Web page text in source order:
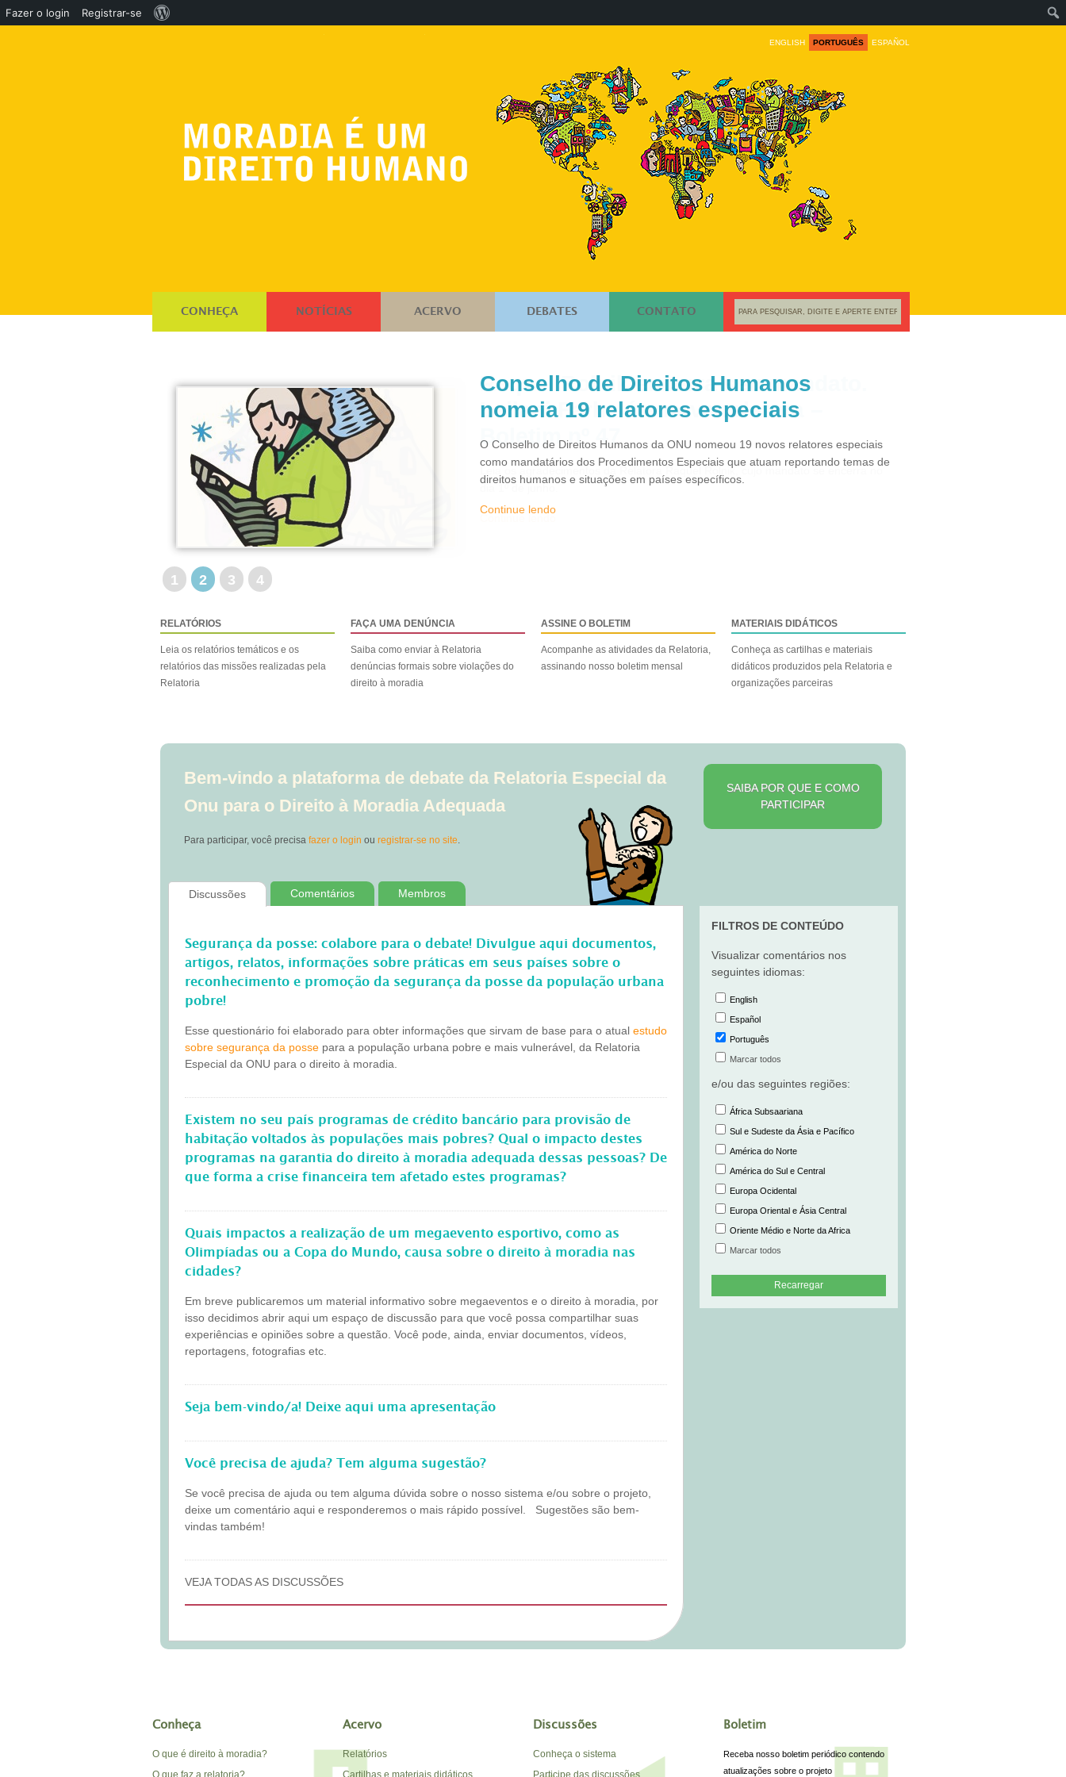
ENGLISH PORTUGUÊS ESPAÑOL
CONHEÇA NOTÍCIAS ACERVO DEBATES CONTATO
Conselho de Direitos Humanos
nomeia 19 relatores especiais
O Conselho de Direitos Humanos da ONU nomeou 19 novos relatores especiais
como mandatários dos Procedimentos Especiais que atuam reportando temas de
direitos humanos e situações em países específicos.
Continue lendo
1 2 3 4
RELATÓRIOS
Leia os relatórios temáticos e os
relatórios das missões realizadas pela
Relatoria
FAÇA UMA DENÚNCIA
Saiba como enviar à Relatoria
denúncias formais sobre violações do
direito à moradia
ASSINE O BOLETIM
Acompanhe as atividades da Relatoria,
assinando nosso boletim mensal
MATERIAIS DIDÁTICOS
Conheça as cartilhas e materiais
didáticos produzidos pela Relatoria e
organizações parceiras
Bem-vindo a plataforma de debate da Relatoria Especial da
Onu para o Direito à Moradia Adequada
SAIBA POR QUE E COMO
PARTICIPAR
Para participar, você precisa fazer o login ou registrar-se no site.
Discussões Comentários Membros
Segurança da posse: colabore para o debate! Divulgue aqui documentos,
artigos, relatos, informações sobre práticas em seus países sobre o
reconhecimento e promoção da segurança da posse da população urbana
pobre!
Esse questionário foi elaborado para obter informações que sirvam de base para o atual estudo
sobre segurança da posse para a população urbana pobre e mais vulnerável, da Relatoria
Especial da ONU para o direito à moradia.
Existem no seu país programas de crédito bancário para provisão de
habitação voltados às populações mais pobres? Qual o impacto destes
programas na garantia do direito à moradia adequada dessas pessoas? De
que forma a crise financeira tem afetado estes programas?
Quais impactos a realização de um megaevento esportivo, como as
Olimpíadas ou a Copa do Mundo, causa sobre o direito à moradia nas
cidades?
Em breve publicaremos um material informativo sobre megaeventos e o direito à moradia, por
isso decidimos abrir aqui um espaço de discussão para que você possa compartilhar suas
experiências e opiniões sobre a questão. Você pode, ainda, enviar documentos, vídeos,
reportagens, fotografias etc.
Seja bem-vindo/a! Deixe aqui uma apresentação
Você precisa de ajuda? Tem alguma sugestão?
Se você precisa de ajuda ou tem alguma dúvida sobre o nosso sistema e/ou sobre o projeto,
deixe um comentário aqui e responderemos o mais rápido possível. Sugestões são bem-
vindas também!
VEJA TODAS AS DISCUSSÕES
FILTROS DE CONTEÚDO
Visualizar comentários nos
seguintes idiomas:
English
Español
Português
Marcar todos
e/ou das seguintes regiões:
África Subsaariana
Sul e Sudeste da Ásia e Pacífico
América do Norte
América do Sul e Central
Europa Ocidental
Europa Oriental e Ásia Central
Oriente Médio e Norte da Africa
Marcar todos
Recarregar
Conheça
O que é direito à moradia?
O que faz a relatoria?
Acervo
Relatórios
Cartilhas e materiais didáticos
Discussões
Conheça o sistema
Participe das discussões
Boletim
Receba nosso boletim periódico contendo
atualizações sobre o projeto
Fazer o login Registrar-se